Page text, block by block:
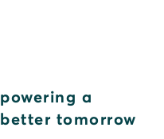
powering a
better tomorrow